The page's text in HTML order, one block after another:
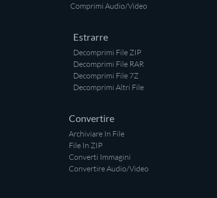
Comprimi Audio/Video
Estrarre
Decomprimi File ZIP
Decomprimi File RAR
Decomprimi File 7Z
Decomprimi Altri File
Convertire
Archiviare In File
File In ZIP
Converti Immagini
Convertire Audio/Video